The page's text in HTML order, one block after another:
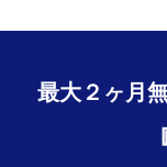
最大２ヶ月